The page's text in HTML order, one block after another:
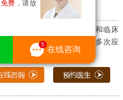
娟
期致力于皮肤性病学的科研和临床
有着丰富的皮肤诊疗经验，多次应
国皮肤病的讨论学...[详细]
费 ，请放
在线咨询